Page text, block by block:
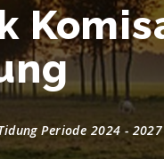
Periode 2024 -